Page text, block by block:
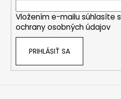
Vložením e-mailu súhlasíte s
ochrany osobných údajov
PRIHLÁSIŤ SA